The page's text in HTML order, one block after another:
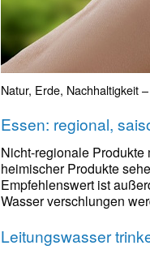
Natur, Erde, Nachhaltigkeit
Essen: regional,
Nicht-regionale
heimischer Produkte
Empfehlenswert ist
Wasser verschlungen
Leitungswasser